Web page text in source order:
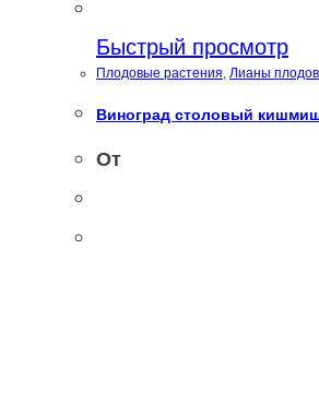
Быстрый просмотр
Плодовые растения, Лианы
Виноград столовый
От